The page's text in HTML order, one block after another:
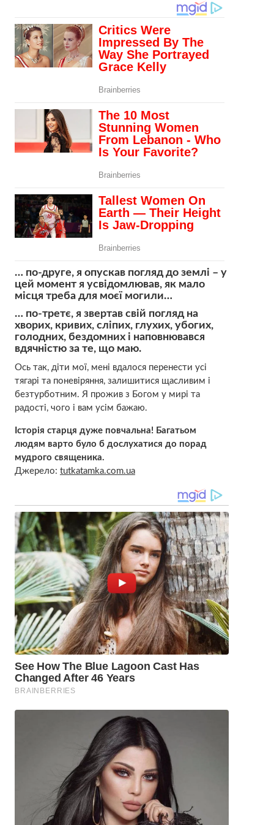
… по-друге, я опускав погляд до землі – у
цей момент я усвідомлював, як мало
місця треба для моєї могили…
… по-третє, я звертав свій погляд на
хворих, кривих, сліпих, глухих, убогих,
голодних, бездомних і наповнювався
вдячністю за те, що маю.
Ось так, діти мої, мені вдалося перенести усі
тягарі та поневіряння, залишитися щасливим і
безтурботним. Я прожив з Богом у мирі та
радості, чого і вам усім бажаю.
Історія старця дуже повчальна! Багатьом
людям варто було б дослухатися до порад
мудрого священика.
Джерело: tutkatamka.com.ua